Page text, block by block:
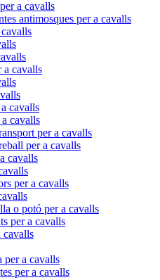
a cavalls
antimosques per a cavalls
a cavalls
cavalls
cavalls
per a cavalls
per a cavalls
cavalls
per a cavalls
o potó per a cavalls
per a cavalls
cavalls
per a cavalls
per a cavalls